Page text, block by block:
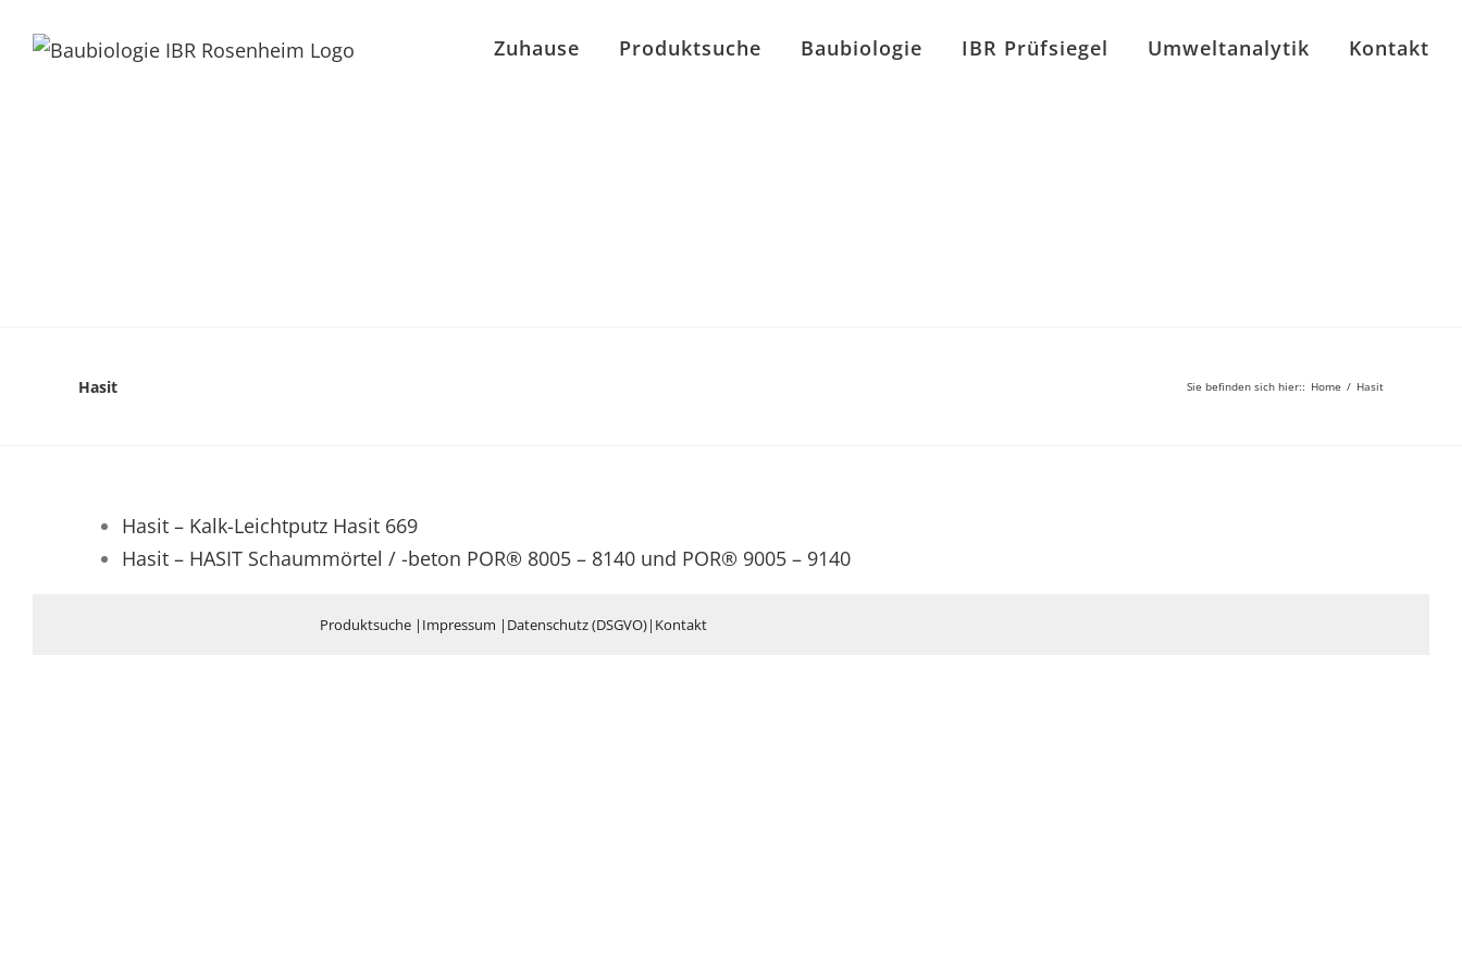
Zuhause Produktsuche Baubiologie IBR Prüfsiegel Umweltanalytik Kontakt
Hasit Sie befinden sich hier:: Home / Hasit
Hasit – Kalk-Leichtputz Hasit 669
Hasit – HASIT Schaummörtel / -beton POR® 8005 – 8140 und POR® 9005 – 9140
Produktsuche| Impressum | Datenschutz (DSGVO)| Kontakt